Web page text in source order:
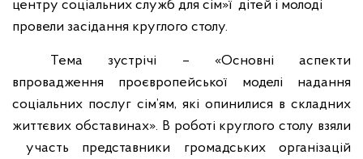
центру соціальних служб для сім»ї дітей і молоді
провели засідання круглого столу.
Тема зустрічі – «Основні аспекти
впровадження проєвропейської моделі надання
соціальних послуг сім’ям, які опинилися в складних
життєвих обставинах». В роботі круглого столу взяли
участь представники громадських організацій